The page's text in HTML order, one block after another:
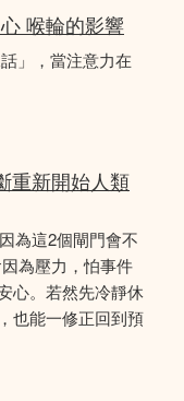
喉輪的影響
」，當注意力在
重新開始人類
為這2個閘門會不
為壓力，怕事件
心。若然先冷靜休
也能一修正回到預